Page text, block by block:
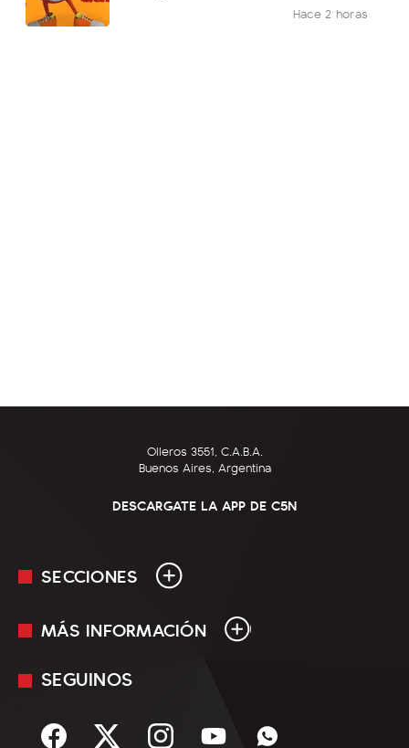
Hace 2 horas
Olleros 3551, C.A.B.A.
Buenos Aires, Argentina
DESCARGATE LA APP DE C5N
SECCIONES
En Vivo
Sociedad
MÁS INFORMACIÓN
Mediakit
Términos y condiciones
SEGUINOS